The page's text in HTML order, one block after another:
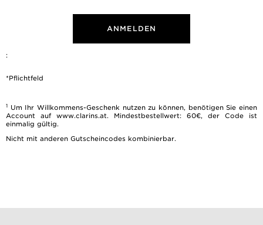
ANMELDEN
:
*Pflichtfeld
1 Um Ihr Willkommens-Geschenk nutzen zu können, benötigen Sie einen
Account auf www.clarins.at. Mindestbestellwert: 60€, der Code ist
einmalig gültig.
Nicht mit anderen Gutscheincodes kombinierbar.